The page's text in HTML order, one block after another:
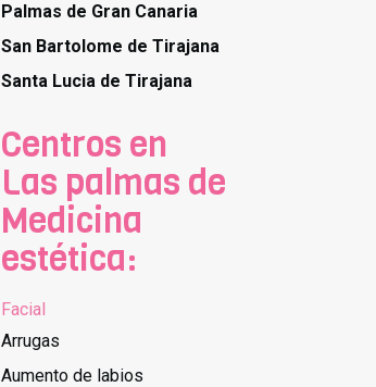
Palmas de Gran Canaria
San Bartolome de Tirajana
Santa Lucia de Tirajana
Centros en
Las palmas de
Medicina
estética:
Facial
Arrugas
Aumento de labios